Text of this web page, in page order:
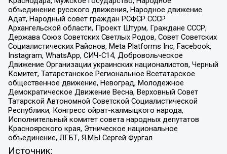
объединение русского движения, Народное движение
Адат, Народный совет граждан РСФСР СССР
Архангельской области, Проект Штурм, Граждане СССР,
Держава Союз Советских Светлых Родов, Совет Советских
Социалистических Районов, Meta Platforms Inc, Facebook,
Instagram, WhatsApp, СИЧ-С14, Добровольческое
Движение Организации украинских националистов, Черный
Комитет, Татарстанское Региональное Всетатарское
общественное движение, Невоград, Молодежное
Демократическое Движение Весна, Верховный Совет
Татарской Автономной Советской Социалистической
Республики, Конгресс ойрат-калмыцкого народа,
Исполнительный комитет совета народных депутатов
Красноярского края, Этническое национальное
объединение, ЛГБТ, Я.МЫ Сергей Фургал
Источник: